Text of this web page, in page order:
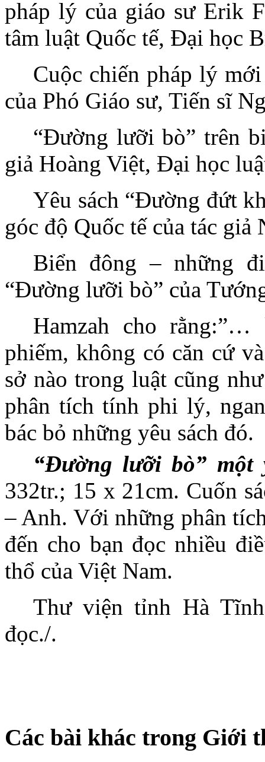
pháp lý của giáo sư Erik
tâm luật Quốc tế, Đại học
Cuộc chiến pháp lý
của Phó Giáo sư, Tiến sĩ
“Đường lưỡi bò” trên
giả Hoàng Việt, Đại học
Yêu sách “Đường đứt
góc độ Quốc tế của tác giả
Biển đông – những
“Đường lưỡi bò” của
Hamzah cho
phiếm, không có căn cứ
sở nào trong luật cũng
phân tích tính phi lý,
bác bỏ những yêu sách đó.
“Đường lưỡi bò” một
332tr.; 15 x 21cm. Cuốn
– Anh. Với những phân
đến cho bạn đọc nhiều
thổ của Việt Nam.
Thư viện tỉnh Hà
đọc./.
Các bài khác trong Giới